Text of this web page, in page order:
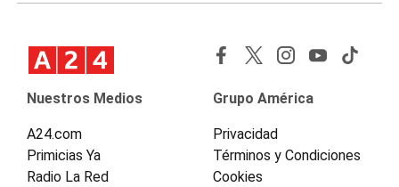
Nuestros Medios
A24.com
Primicias Ya
Radio La Red
Grupo América
Privacidad
Términos y Condiciones
Cookies